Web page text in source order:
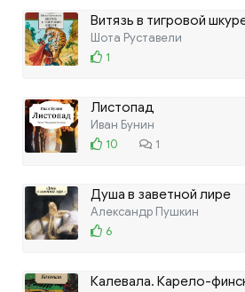
Витязь в тигровой
Шота Руставели
1
Листопад
Иван Бунин
10
1
Душа в заветной лире
Александр Пушкин
6
Калевала. Карело-